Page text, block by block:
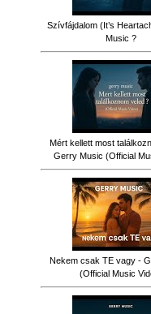
Szívfájdalom (It’s
Music ?
Mért kellett most
Gerry Music (Official
Nekem csak TE vagy -
(Official Music